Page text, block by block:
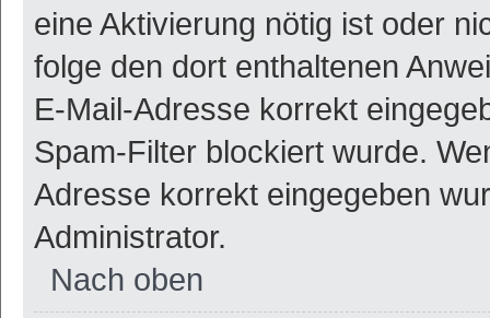
eine Aktivierung nötig ist oder
folge den dort enthaltenen
E-Mail-Adresse korrekt
Spam-Filter blockiert wurde.
Adresse korrekt eingegeben
Administrator.
Nach oben